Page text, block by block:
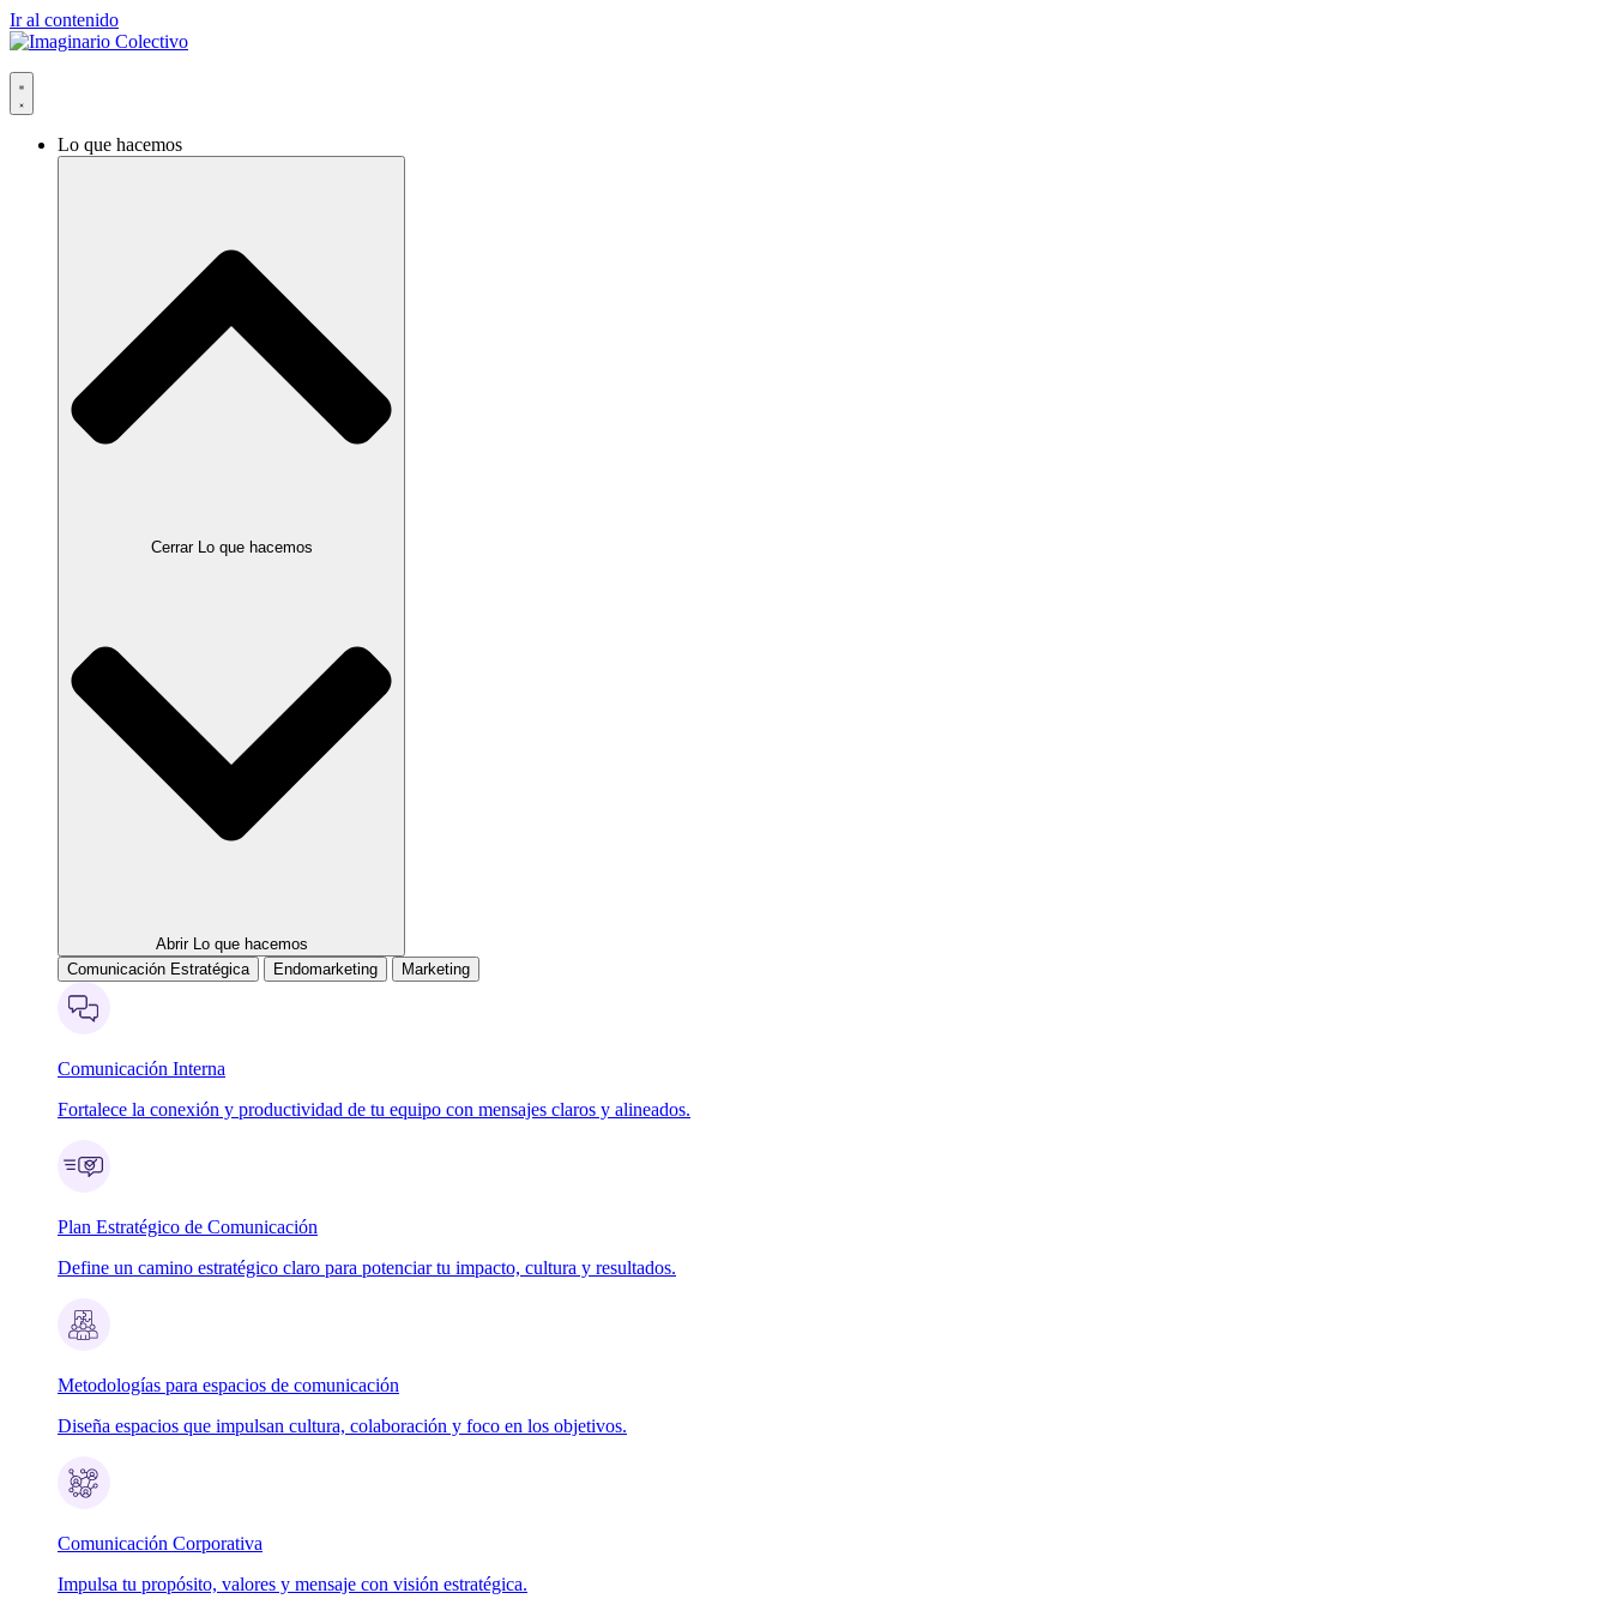
Ir al contenido
Lo que hacemos
Cerrar Lo que hacemos
Abrir Lo que hacemos
Comunicación Estratégica
Endomarketing Marketing
Comunicación Interna
Fortalece la conexión y productividad de tu equipo con mensajes claros y alineados.
Plan Estratégico de Comunicación
Define un camino estratégico claro para potenciar tu impacto, cultura y resultados.
Metodologías para espacios de comunicación
Diseña espacios que impulsan cultura, colaboración y foco en los objetivos.
Comunicación Corporativa
Impulsa tu propósito, valores y mensaje con visión estratégica.